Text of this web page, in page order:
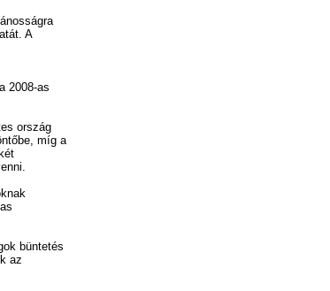
A
2008-as
ország
míg a
büntetés
az